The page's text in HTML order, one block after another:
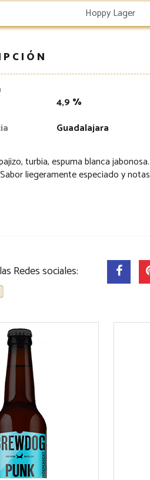
Hoppy Lager
4,9 %
Guadalajara
turbia, espuma blanca
liegeramente especiado y
Redes sociales: